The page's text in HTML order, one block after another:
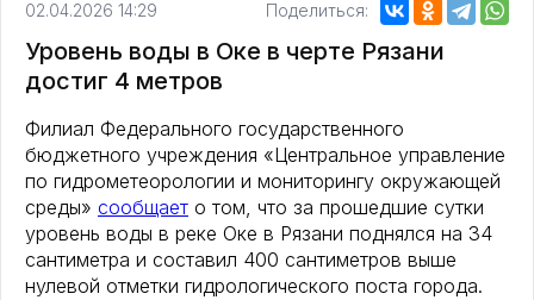
02.04.2026 14:29 Поделиться:
Уровень воды в Оке в черте Рязани
достиг 4 метров
Филиал Федерального государственного
бюджетного учреждения «Центральное управление
по гидрометеорологии и мониторингу окружающей
среды» сообщает о том, что за прошедшие сутки
уровень воды в реке Оке в Рязани поднялся на 34
сантиметра и составил 400 сантиметров выше
нулевой отметки гидрологического поста города.